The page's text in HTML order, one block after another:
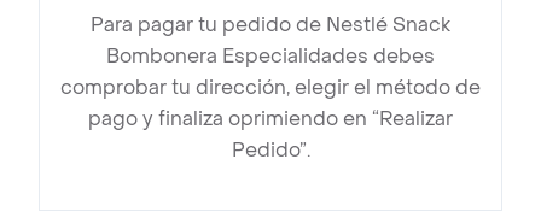
Para pagar tu pedido de Nestlé Snack
Bombonera Especialidades debes
comprobar tu dirección, elegir el método de
pago y finaliza oprimiendo en “Realizar
Pedido”.